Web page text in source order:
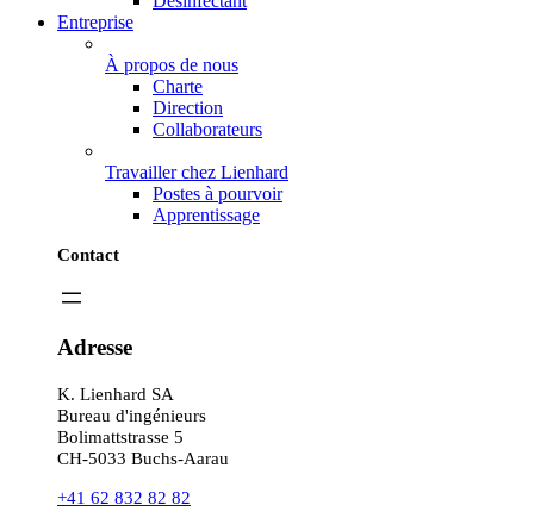
Entreprise
À propos de nous
Charte
Direction
Collaborateurs
Travailler chez Lienhard
Postes à pourvoir
Apprentissage
Contact
Adresse
K. Lienhard SA
Bureau d'ingénieurs
Bolimattstrasse 5
CH-5033 Buchs-Aarau
+41 62 832 82 82